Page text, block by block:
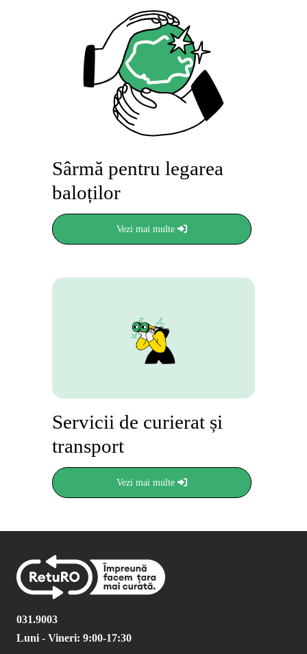
Sârmă pentru legarea
baloților
Vezi mai multe
Servicii de curierat și
transport
Vezi mai multe
031.9003
Luni - Vineri: 9:00-17:30